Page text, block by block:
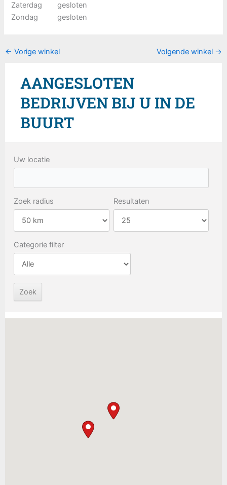
Zaterdag
gesloten
Zondag
gesloten
← Vorige winkel Volgende winkel →
AANGESLOTEN
BEDRIJVEN BIJ U IN DE
BUURT
Uw locatie
Zoek radius Resultaten
Categorie filter